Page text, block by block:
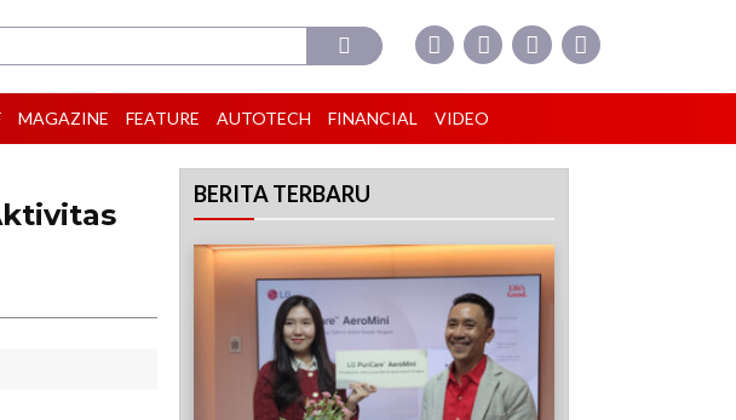
MAGAZINE FEATURE AUTOTECH FINANCIAL VIDEO
BERITA TERBARU